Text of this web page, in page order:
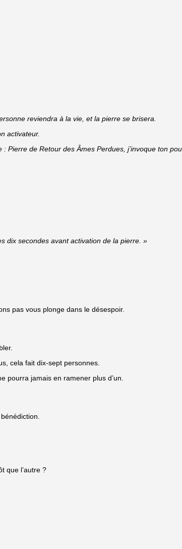
reviendra à la vie, et la pierre se brisera.
activateur.
de Retour des Âmes Perdues, j’invoque ton
dix secondes avant activation de la pierre. »
pas vous plonge dans le désespoir.
cela fait dix-sept personnes.
pourra jamais en ramener plus d’un.
que l’autre ?